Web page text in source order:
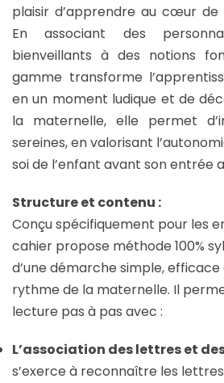
plaisir d’apprendre au cœur de
En associant des
bienveillants à des notions
gamme transforme
en un moment ludique et de
la maternelle, elle permet
sereines, en valorisant
soi de l’enfant avant son entrée
Structure et contenu :
Conçu spécifiquement pour les
cahier propose méthode 100%
d’une démarche simple,
rythme de la maternelle. Il
lecture pas à pas avec :
L’association des lettres et
s’exerce à reconnaître les